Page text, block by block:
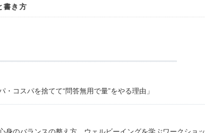
書き方
コスパを捨てて“問答無用で量”をやる理由」